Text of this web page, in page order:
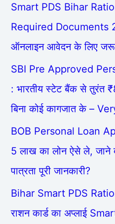
Smart PDS Bihar
Required Documents
ऑनलाइन आवेदन के लिए
SBI Pre Approved
: भारतीय स्टेट बैंक से तुरंत
बिना कोई कागजात के –
BOB Personal Loan
5 लाख का लोन ऐसे ले, जाने
पात्रता पूरी जानकारी?
Bihar Smart PDS
राशन कार्ड का अप्लाई